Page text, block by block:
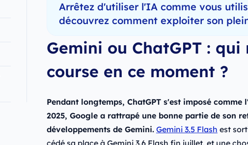
Arrêtez d'utiliser l'IA comme vous
découvrez comment exploiter son
Gemini ou ChatGPT : qui
course en ce moment ?
Pendant longtemps, ChatGPT s'est imposé
2025, Google a rattrapé une bonne partie de son
développements de Gemini. Gemini 3.5 Flash est